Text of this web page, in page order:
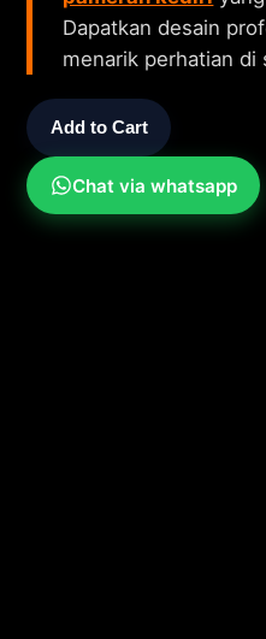
Dapatkan desain
menarik perhatian di
Add to Cart
Chat via whatsapp